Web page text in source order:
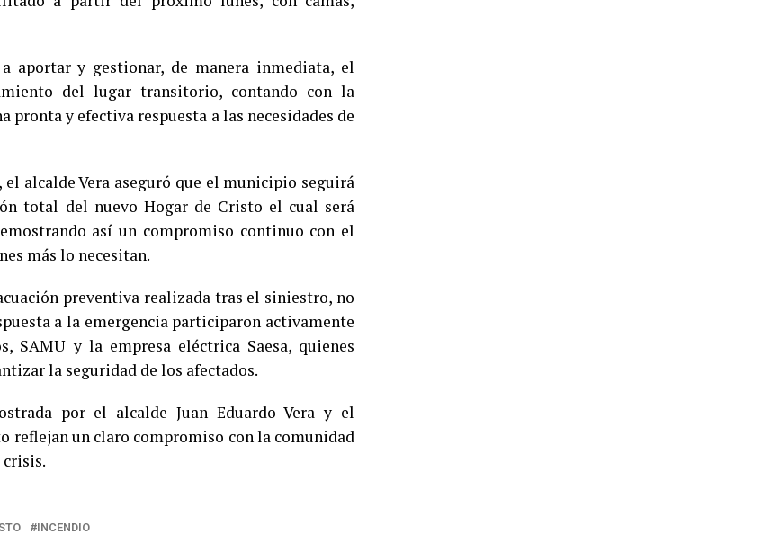
aportar y gestionar, de manera inmediata, el
del lugar transitorio, contando con la
y efectiva respuesta a las necesidades de
alcalde Vera aseguró que el municipio seguirá
total del nuevo Hogar de Cristo el cual será
así un compromiso continuo con el
más lo necesitan.
preventiva realizada tras el siniestro, no
a la emergencia participaron activamente
SAMU y la empresa eléctrica Saesa, quienes
la seguridad de los afectados.
por el alcalde Juan Eduardo Vera y el
un claro compromiso con la comunidad
INCENDIO